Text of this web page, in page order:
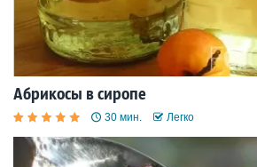
Абрикосы в сиропе
30 мин. Легко